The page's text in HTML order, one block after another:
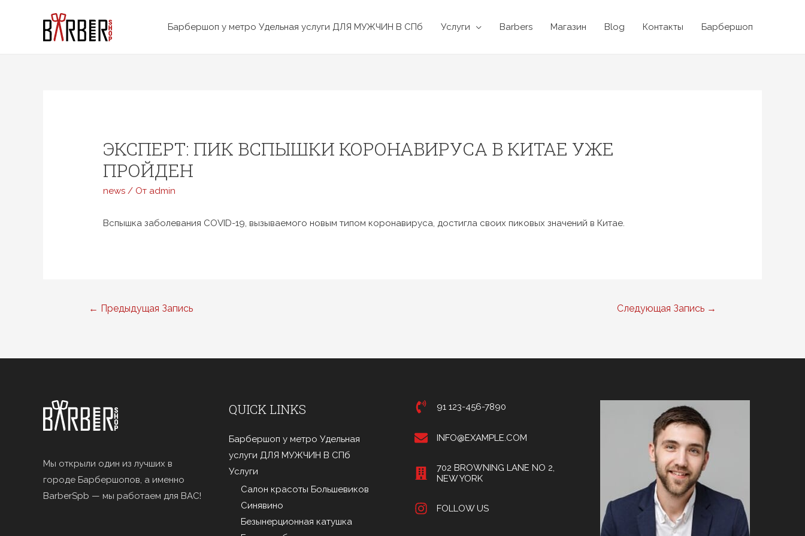
содержимому
Барбершоп у метро Удельная услуги ДЛЯ МУЖЧИН В СПб Услуги Barbers Магазин Blog Контакты Барбершоп
ЭКСПЕРТ: ПИК ВСПЫШКИ КОРОНАВИРУСА В КИТАЕ УЖЕ
ПРОЙДЕН
news / От admin
Вспышка заболевания COVID-19, вызываемого новым типом коронавируса, достигла своих пиковых значений в Китае.
Навигация
← Предыдущая Запись Следующая Запись →
Мы открыли один из лучших в
городе Барбершопов, а именно
BarberSpb — мы работаем для ВАС!
QUICK LINKS
Барбершоп у метро Удельная
услуги ДЛЯ МУЖЧИН В СПб
Услуги
Салон красоты Большевиков
Синявино
Безынерционная катушка
91 123-456-7890
INFO@EXAMPLE.COM
702 BROWNING LANE NO 2,
NEW YORK
FOLLOW US